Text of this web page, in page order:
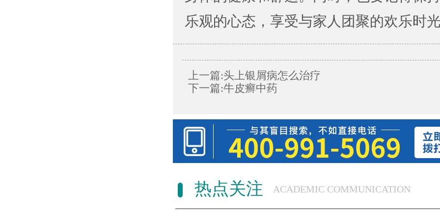
乐观的心态，享受与家人团聚的欢乐时
上一篇:头上银屑病怎么治疗
下一篇:牛皮癣中药
热点关注 ACADEMIC COMMUNICATION